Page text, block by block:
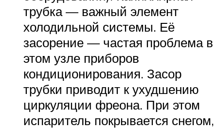
трубка — важный элемент
холодильной системы. Её
засорение — частая проблема в
этом узле приборов
кондиционирования. Засор
трубки приводит к ухудшению
циркуляции фреона. При этом
испаритель покрывается снегом,